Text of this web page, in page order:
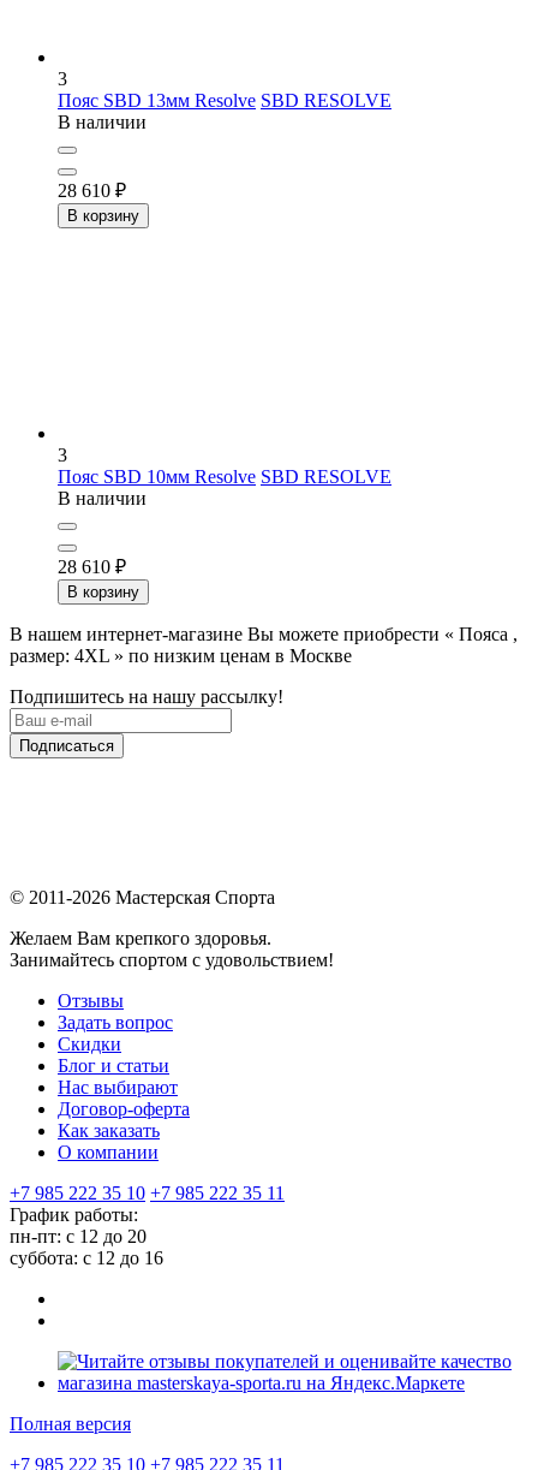
3
Пояс SBD 13мм Resolve SBD RESOLVE
В наличии
28 610 ₽
В корзину
3
Пояс SBD 10мм Resolve SBD RESOLVE
В наличии
28 610 ₽
В корзину
В нашем интернет-магазине Вы можете приобрести « Пояса ,
размер: 4XL » по низким ценам в Москве
Подпишитесь на нашу рассылку!
Подписаться
© 2011-2026 Мастерская Спорта
Желаем Вам крепкого здоровья.
Занимайтесь спортом с удовольствием!
Отзывы
Задать вопрос
Скидки
Блог и статьи
Нас выбирают
Договор-оферта
Как заказать
О компании
+7 985 222 35 10 +7 985 222 35 11
График работы:
пн-пт: с 12 до 20
суббота: c 12 до 16
Полная версия
+7 985 222 35 10 +7 985 222 35 11